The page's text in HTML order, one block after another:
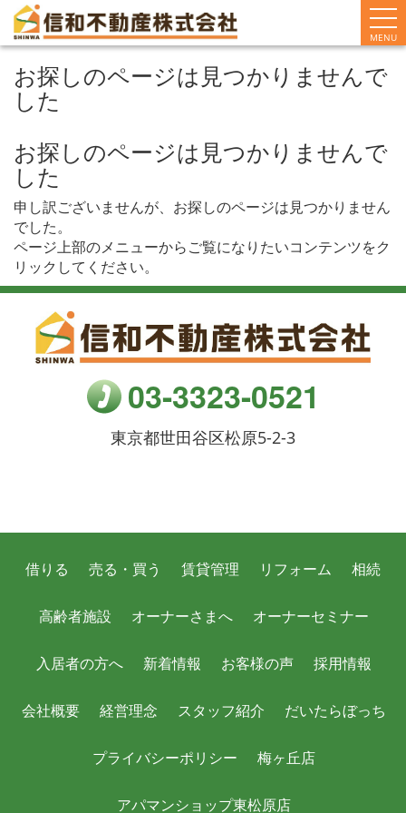
MENU
お探しのページは見つかりませんで
した
お探しのページは見つかりませんで
した
申し訳ございませんが、お探しのページは見つかりません
でした。
ページ上部のメニューからご覧になりたいコンテンツをク
リックしてください。
03-3323-0521
東京都世田谷区松原5-2-3
借りる 売る・買う 賃貸管理 リフォーム 相続
高齢者施設 オーナーさまへ オーナーセミナー
入居者の方へ 新着情報 お客様の声 採用情報
会社概要 経営理念 スタッフ紹介 だいたらぼっち
プライバシーポリシー 梅ヶ丘店
アパマンショップ東松原店